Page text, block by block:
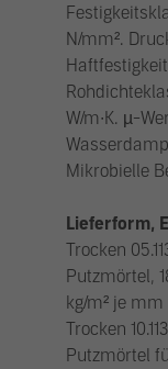
N/mm².
W/m∙K. µ-
Mikrobielle
Lieferform,
Trocken
Putzmörtel,
kg/m² je
Trocken
Putzmörtel